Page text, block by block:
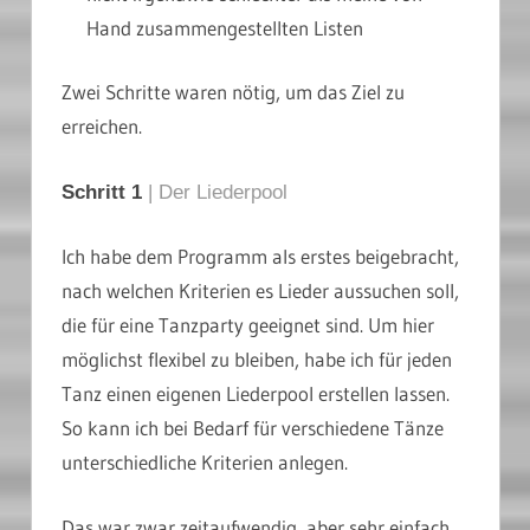
Hand zusammengestellten Listen
Zwei Schritte waren nötig, um das Ziel zu
erreichen.
Schritt 1 | Der Liederpool
Ich habe dem Programm als erstes beigebracht,
nach welchen Kriterien es Lieder aussuchen soll,
die für eine Tanzparty geeignet sind. Um hier
möglichst flexibel zu bleiben, habe ich für jeden
Tanz einen eigenen Liederpool erstellen lassen.
So kann ich bei Bedarf für verschiedene Tänze
unterschiedliche Kriterien anlegen.